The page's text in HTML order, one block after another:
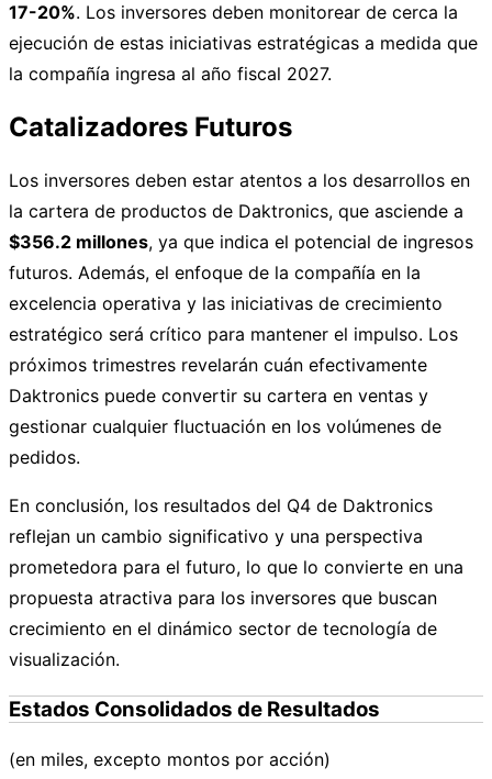
17-20%. Los inversores deben monitorear de cerca la
ejecución de estas iniciativas estratégicas a medida que
la compañía ingresa al año fiscal 2027.
Catalizadores Futuros
Los inversores deben estar atentos a los desarrollos en
la cartera de productos de Daktronics, que asciende a
$356.2 millones, ya que indica el potencial de ingresos
futuros. Además, el enfoque de la compañía en la
excelencia operativa y las iniciativas de crecimiento
estratégico será crítico para mantener el impulso. Los
próximos trimestres revelarán cuán efectivamente
Daktronics puede convertir su cartera en ventas y
gestionar cualquier fluctuación en los volúmenes de
pedidos.
En conclusión, los resultados del Q4 de Daktronics
reflejan un cambio significativo y una perspectiva
prometedora para el futuro, lo que lo convierte en una
propuesta atractiva para los inversores que buscan
crecimiento en el dinámico sector de tecnología de
visualización.
Estados Consolidados de Resultados
(en miles, excepto montos por acción)